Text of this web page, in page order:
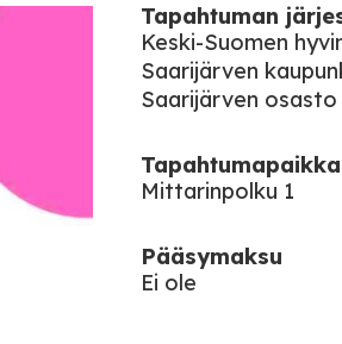
Tapahtuman
Keski-Suomen
Saarijärven
Saarijärven osasto
Tapahtumapaikka
Mittarinpolku 1
Pääsymaksu
Ei ole